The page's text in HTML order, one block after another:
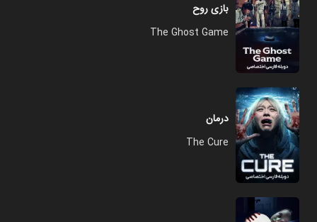
بازی روح
The Ghost Game
درمان
The Cure